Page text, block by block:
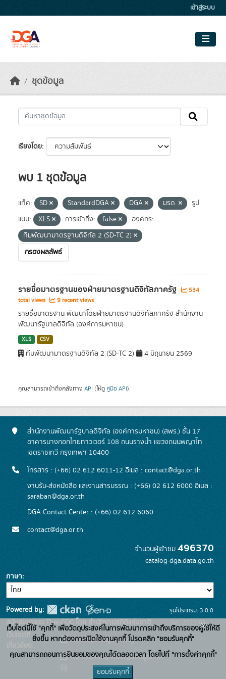
เข้าสู่ระบบ
ชุดข้อมูล
เรียงโดย
พบ 1 ชุดข้อมูล
แท็ค: SD StandardDGA DGA มรด.
รูป
แบบ:
XLS การเข้าถึง: false
องค์กร:
ทีมพัฒนามาตรฐานดิจิทัล 2 (SD-TC 2)
กรองผลลัพธ์
รายชื่อมาตรฐานของฝ่ายมาตรฐานดิจิทัลภาครัฐ
534
total views
9 recent views
รายชื่อมาตรฐาน พัฒนาโดยฝ่ายมาตรฐานดิจิทัลภาครัฐ สำนักงาน
พัฒนารัฐบาลดิจิทัล (องค์การมหาชน)
XLS CSV
ทีมพัฒนามาตรฐานดิจิทัล 2 (SD-TC 2) 4 มิถุนายน 2569
คุณสามารถเข้าถึงคลังทาง API (ให้ดู คู่มือ API).
สำนักงานพัฒนารัฐบาลดิจิทัล (องค์การมหาชน) (สพร.) ชั้น 17
อาคารบางกอกไทยทาวเวอร์ 108 ถนนรางน้ำ แขวงถนนพญาไท
เขตราชเทวี กรุงเทพฯ 10400
โทรสาร : (+66) 02 612 6011-12 อีเมล : contact@dga.or.th
งานรับ-ส่งหนังสือ และงานสารบรรณ : (+66) 02 612 6000 อีเมล :
saraban@dga.or.th
DGA Contact Center : (+66) 02 612 6060
contact@dga.or.th
จำนวนผู้เข้าชม 496370
catalog-dga.data.go.th
ภาษา
Powered by:
สนับสนุนระบบ Thai-GDC โดย สำนักงานสถิติแห่งชาติ
เว็บไซต์ที่
เกี่ยวข้อง:
ระบบบัญชีข้อมูลภาครัฐ
บริการนามานุกรมบัญชีข้อมูลภาค
รุ่นโปรแกรม: 3.0.0
วันที่: 2025-06-
26
เว็บไซต์นี้ใช้ "คุกกี้" เพื่อวัตถุประสงค์ในการพัฒนาการเข้าถึงบริการของผู้ใช้ให้ดี
ยิ่งขึ้น หากต้องการเปิดใช้งานคุกกี้ โปรดคลิก "ยอมรับคุกกี้"
คุณสามารถถอนการยินยอมของคุณได้ตลอดเวลา โดยไปที่ "การตั้งค่าคุกกี้"
ยอมรับคุกกี้
x